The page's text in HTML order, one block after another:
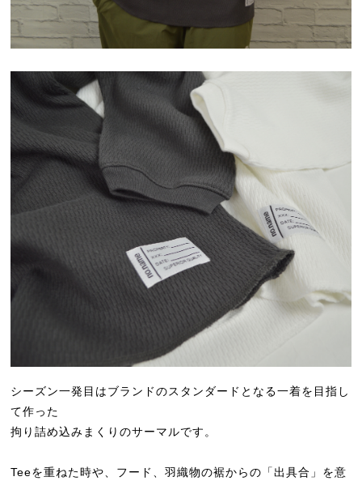
シーズン一発目はブランドのスタンダードとなる一着を目指し
て作った
拘り詰め込みまくりのサーマルです。
Teeを重ねた時や、フード、羽織物の裾からの「出具合」を意